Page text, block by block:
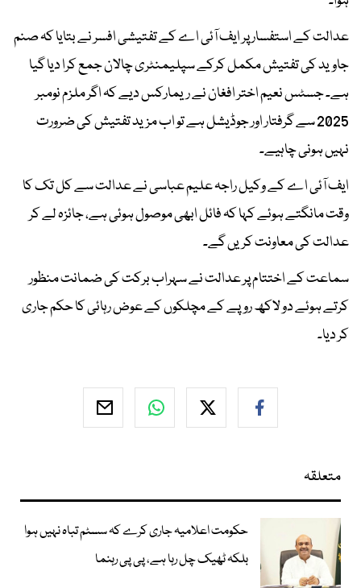
عدالت کے استفسار پر ایف آئی اے کے تفتیشی افسر نے بتایا کہ صنم
جاوید کی تفتیش مکمل کرکے سپلیمنٹری چالان جمع کرا دیا گیا
ہے۔ جسٹس نعیم اختر افغان نے ریمارکس دیے کہ اگر ملزم نومبر
2025 سے گرفتار اور جوڈیشل ہے تو اب مزید تفتیش کی ضرورت
نہیں ہونی چاہیے۔
ایف آئی اے کے وکیل راجہ علیم عباسی نے عدالت سے کل تک کا
وقت مانگتے ہوئے کہا کہ فائل ابھی موصول ہوئی ہے، جائزہ لے کر
عدالت کی معاونت کریں گے۔
سماعت کے اختتام پر عدالت نے سہراب برکت کی ضمانت منظور
کرتے ہوئے دو لاکھ روپے کے مچلکوں کے عوض رہائی کا حکم جاری
کر دیا۔
متعلقہ
حکومت اعلامیہ جاری کرے کہ سسٹم تباہ نہیں ہوا
بلکہ ٹھیک چل رہا ہے، پی پی رہنما